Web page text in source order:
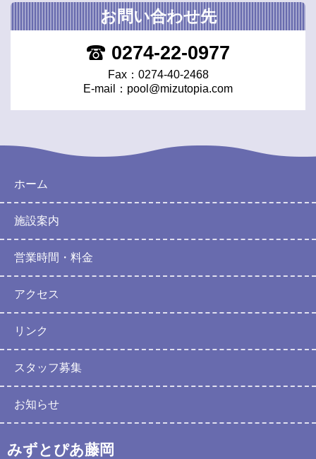
お問い合わせ先
0274-22-0977
Fax：0274-40-2468
E-mail： pool@mizutopia.com
ホーム
施設案内
営業時間・料金
アクセス
リンク
スタッフ募集
お知らせ
みずとぴあ藤岡